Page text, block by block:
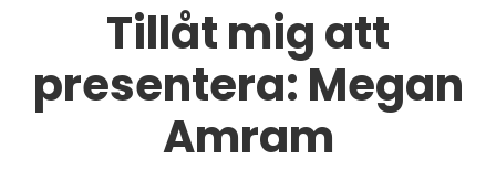
Tillåt mig att
presentera: Megan
Amram